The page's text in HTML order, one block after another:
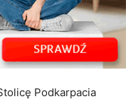
Podkarpacia